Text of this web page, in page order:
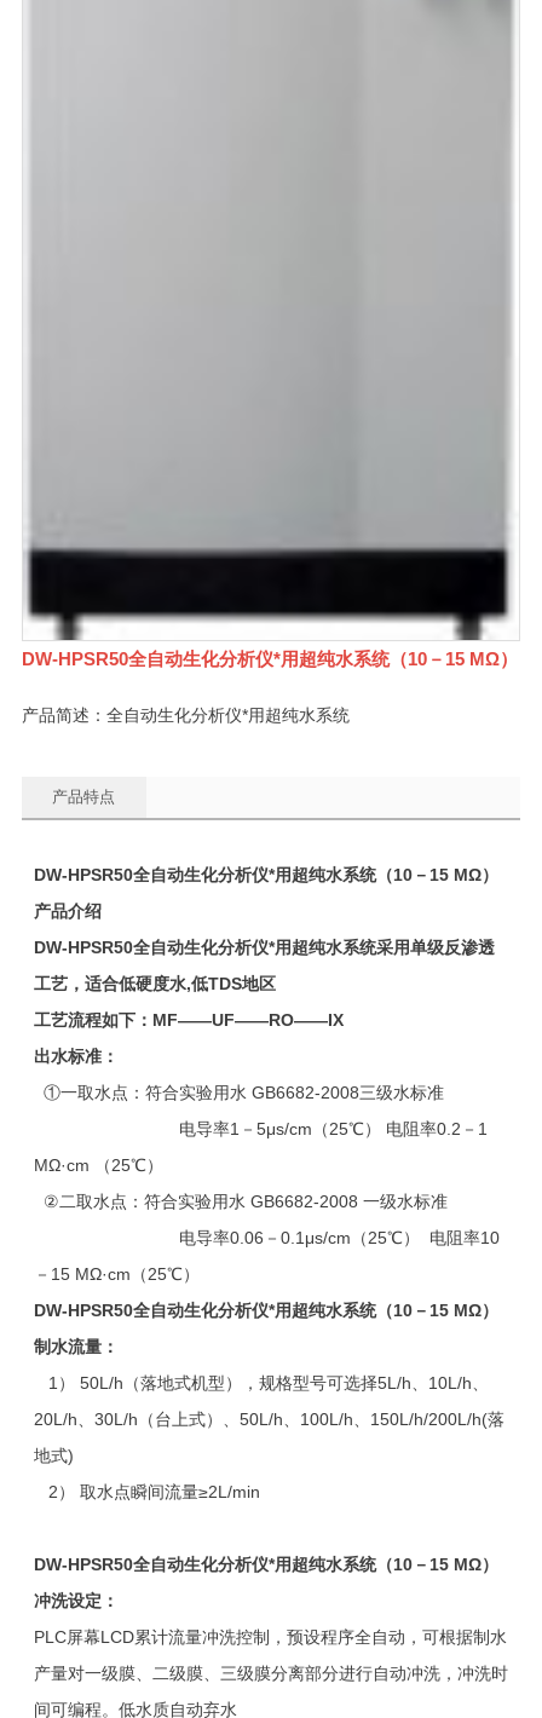
DW-HPSR50全自动生化分析仪*用超纯水系统（10－15 MΩ）
产品简述：全自动生化分析仪*用超纯水系统
产品特点
DW-HPSR50全自动生化分析仪*用超纯水系统（10－15 MΩ）
产品介绍
DW-HPSR50全自动生化分析仪*用超纯水系统采用单级反渗透
工艺，适合低硬度水,低TDS地区
工艺流程如下：MF——UF——RO——IX
出水标准：
①一取水点：符合实验用水 GB6682-2008三级水标准
电导率1－5μs/cm（25℃） 电阻率0.2－1
MΩ·cm （25℃）
②二取水点：符合实验用水 GB6682-2008 一级水标准
电导率0.06－0.1μs/cm（25℃） 电阻率10
－15 MΩ·cm（25℃）
DW-HPSR50全自动生化分析仪*用超纯水系统（10－15 MΩ）
制水流量：
1） 50L/h（落地式机型），规格型号可选择5L/h、10L/h、
20L/h、30L/h（台上式）、50L/h、100L/h、150L/h/200L/h(落
地式)
2） 取水点瞬间流量≥2L/min
DW-HPSR50全自动生化分析仪*用超纯水系统（10－15 MΩ）
冲洗设定：
PLC屏幕LCD累计流量冲洗控制，预设程序全自动，可根据制水
产量对一级膜、二级膜、三级膜分离部分进行自动冲洗，冲洗时
间可编程。低水质自动弃水